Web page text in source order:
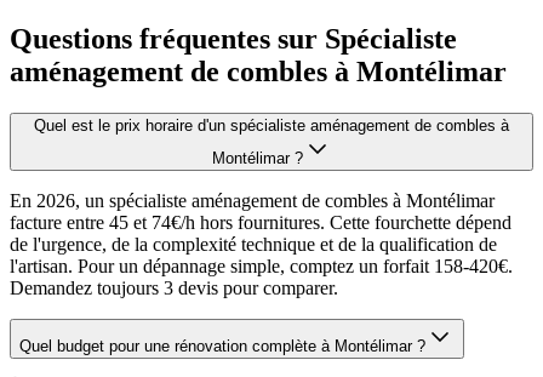
Questions fréquentes sur Spécialiste
aménagement de combles à Montélimar
Quel est le prix horaire d'un spécialiste aménagement de combles à
Montélimar ?
En 2026, un spécialiste aménagement de combles à Montélimar
facture entre 45 et 74€/h hors fournitures. Cette fourchette dépend
de l'urgence, de la complexité technique et de la qualification de
l'artisan. Pour un dépannage simple, comptez un forfait 158-420€.
Demandez toujours 3 devis pour comparer.
Quel budget pour une rénovation complète à Montélimar ?